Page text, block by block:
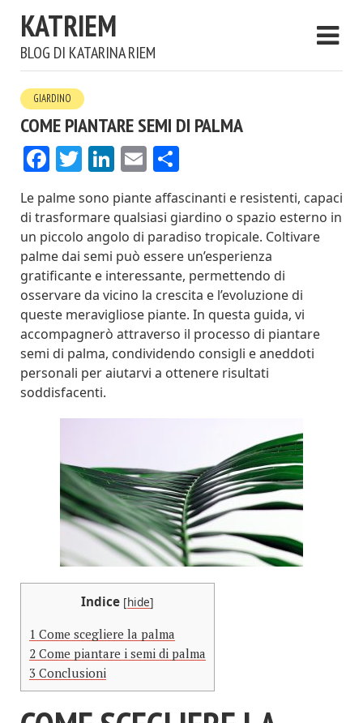
KATRIEM
BLOG DI KATARINA RIEM
GIARDINO
COME PIANTARE SEMI DI PALMA
Facebook
Twitter
LinkedIn
Email
Le palme sono piante affascinanti e resistenti, capaci
di trasformare qualsiasi giardino o spazio esterno in
un piccolo angolo di paradiso tropicale. Coltivare
palme dai semi può essere un’esperienza
gratificante e interessante, permettendo di
osservare da vicino la crescita e l’evoluzione di
queste meravigliose piante. In questa guida, vi
accompagnerò attraverso il processo di piantare
semi di palma, condividendo consigli e aneddoti
personali per aiutarvi a ottenere risultati
soddisfacenti.
Indice [hide]
1 Come scegliere la palma
2 Come piantare i semi di palma
3 Conclusioni